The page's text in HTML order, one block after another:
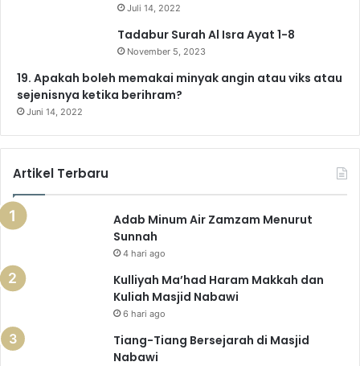
Juli 14, 2022
Tadabur Surah Al Isra Ayat 1-8
November 5, 2023
19. Apakah boleh memakai minyak angin atau viks atau
sejenisnya ketika berihram?
Juni 14, 2022
Artikel Terbaru
Adab Minum Air Zamzam Menurut
Sunnah
4 hari ago
Kulliyah Ma’had Haram Makkah dan
Kuliah Masjid Nabawi
6 hari ago
Tiang-Tiang Bersejarah di Masjid
Nabawi